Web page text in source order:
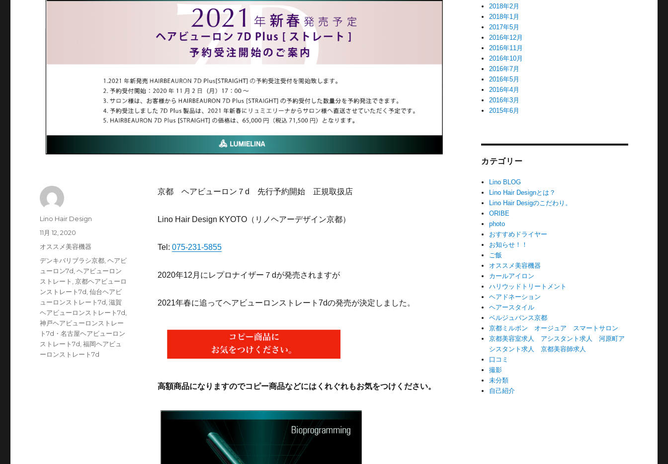
京都 ヘアビューロン７d 先行予約開始 正規取扱店
Lino Hair Design KYOTO（リノヘアーデザイン京都）
Tel: 075-231-5855
2020年12月にレプロナイザー７dが発売されますが
2021年春に追ってヘアビューロンストレート7dの発売が決定しました。
高額商品になりますのでコピー商品などにはくれぐれもお気をつけください。
投
稿
Lino Hair Design
投
稿
11月 12, 2020
カ
テ
リ
ー
オススメ美容機器
タ
グ
デンキバリブラシ京都,ヘアビ
ューロン7d,ヘアビューロン
ストレート ,京都ヘアビューロ
ンストレート7d,仙台ヘアビ
ューロンストレート7d,滋賀
ヘアビューロンストレート7d,
神戸ヘアビューロンストレー
ト7d・名古屋ヘアビューロン
ストレート7d,福岡ヘアビュ
ーロンストレート7d
2018年2月
2018年1月
2017年5月
2016年12月
2016年11月
2016年10月
2016年7月
2016年5月
2016年4月
2016年3月
2015年6月
カテゴリー
Lino BLOG
Lino Hair Designとは？
Lino Hair Desigのこだわり。
ORIBE
photo
おすすめドライヤー
お知らせ！！
ご飯
オススメ美容機器
カールアイロン
ハリウッドトリートメント
ヘアドネーション
ヘアースタイル
ベルジュバンス京都
京都ミルボン オージュア スマートサロン
京都美容室求人 アシスタント求人 河原町ア
シスタント求人 京都美容師求人
口コミ
撮影
未分類
自己紹介